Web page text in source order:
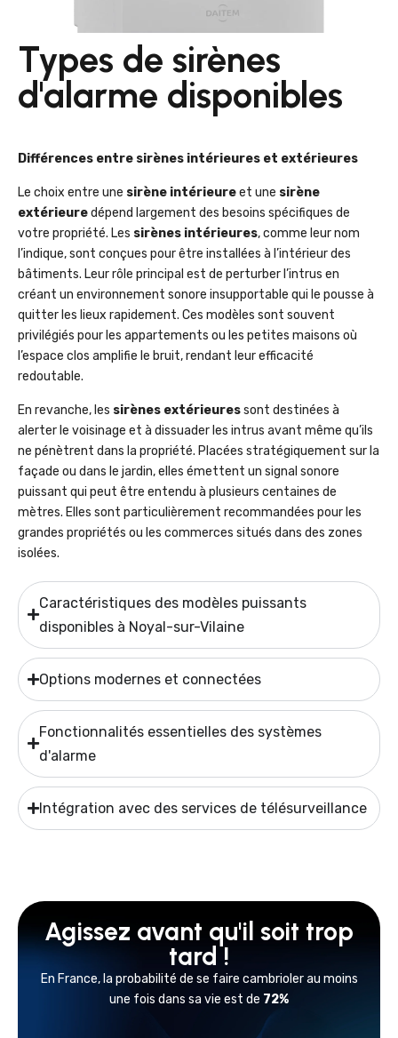
Types de sirènes
d'alarme disponibles
Différences entre sirènes intérieures et extérieures
Le choix entre une sirène intérieureet une sirène
extérieuredépend largement des besoins spécifiques de
votre propriété. Les sirènes intérieures, comme leur nom
l’indique, sont conçues pour être installées à l’intérieur des
bâtiments. Leur rôle principal est de perturber l’intrus en
créant un environnement sonore insupportable qui le pousse à
quitter les lieux rapidement. Ces modèles sont souvent
privilégiés pour les appartements ou les petites maisons où
l’espace clos amplifie le bruit, rendant leur efficacité
redoutable.
En revanche, les sirènes extérieuressont destinées à
alerter le voisinage et à dissuader les intrus avant même qu’ils
ne pénètrent dans la propriété. Placées stratégiquement sur la
façade ou dans le jardin, elles émettent un signal sonore
puissant qui peut être entendu à plusieurs centaines de
mètres. Elles sont particulièrement recommandées pour les
grandes propriétés ou les commerces situés dans des zones
isolées.
Caractéristiques des modèles puissants
disponibles à Noyal-sur-Vilaine
Options modernes et connectées
Fonctionnalités essentielles des systèmes
d'alarme
Intégration avec des services de télésurveillance
Agissez avant qu'il soit trop
tard !
En France, la probabilité de se faire cambrioler au moins
une fois dans sa vie est de 72%